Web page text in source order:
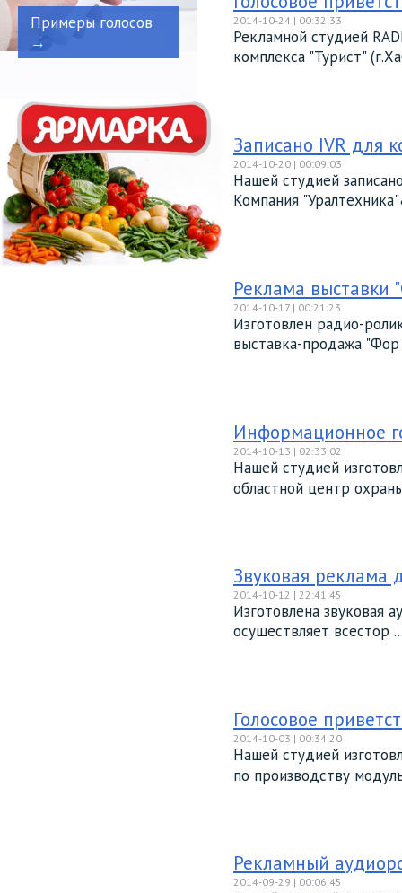
2014-10-24 | 00:32:33
Рекламной студией
комплекса "Турист"
Записано IVR для
2014-10-20 | 00:09:03
Нашей студией
Компания
Реклама выставки
2014-10-17 | 00:21:23
Изготовлен радио-
выставка-продажа "Фор
Информационное
2014-10-13 | 02:33:02
Нашей студией
oблacтнoй цeнтp
Звуковая реклама
2014-10-12 | 22:41:45
Изготовлена звуковая
осуществляет всестор
Голосовое
2014-10-03 | 00:34:20
Нашей студией
по производству
Рекламный
2014-09-29 | 00:06:45
Примеры голосов
→